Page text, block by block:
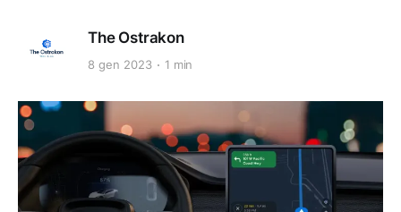
The Ostrakon
8 gen 2023 1 min